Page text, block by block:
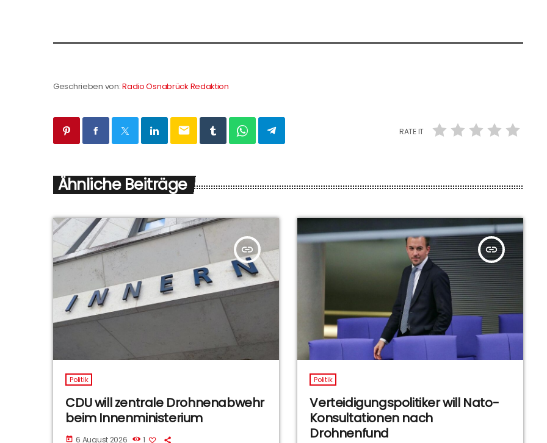
Geschrieben von:Radio Osnabrück Redaktion
email RATE IT
Ähnliche Beiträge
insert_link
Politik
CDU will zentrale Drohnenabwehr
beim Innenministerium
today 6 August 2026 1
insert_link
Politik
Verteidigungspolitiker will Nato-
Konsultationen nach
Drohnenfund